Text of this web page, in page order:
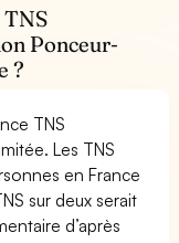
TNS
Ponceur-
?
TNS
Les TNS
en France
sur deux serait
d’après